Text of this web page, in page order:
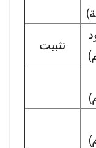
تثبيت